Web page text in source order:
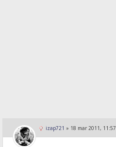
izap721 » 18 mar 2011, 11:57